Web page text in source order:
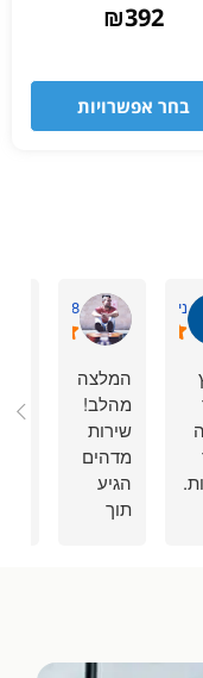
₪392
בחר אפשרויות
ניר ל.
המלצה
מהלב!
שירות
מדהים
הגיע
תוך
טעות